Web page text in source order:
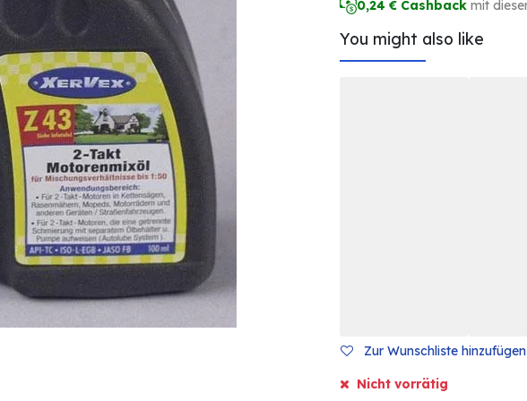
0,24 € Cashback mit
You might also like
Zur Wunschliste hinzufügen
Nicht vorrätig